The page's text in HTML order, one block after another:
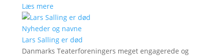
Læs mere
Nyheder og navne
Lars Salling er død
Danmarks Teaterforeningers meget engagerede og